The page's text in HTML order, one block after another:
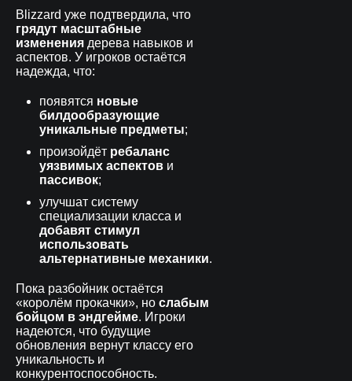
Blizzard уже подтвердила, что
грядут масштабные
изменения дерева навыков и
аспектов. У игроков остаётся
надежда, что:
появятся новые
билдообразующие
уникальные предметы;
произойдёт ребаланс
уязвимых аспектов и
пассивок;
улучшат систему
специализации класса и
добавят стимул
использовать
альтернативные механики.
Пока разбойник остаётся
«королём прокачки», но слабым
бойцом в эндгейме. Игроки
надеются, что будущие
обновления вернут классу его
уникальность и
конкурентоспособность.